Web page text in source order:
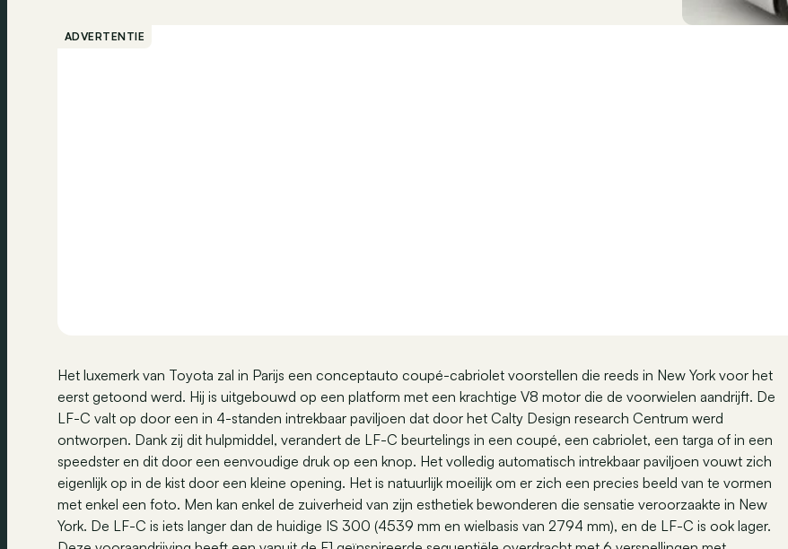
ADVERTENTIE
Het luxemerk van Toyota zal in Parijs een conceptauto coupé-cabriolet voorstellen die reeds in New York voor het
eerst getoond werd. Hij is uitgebouwd op een platform met een krachtige V8 motor die de voorwielen aandrijft. De
LF-C valt op door een in 4-standen intrekbaar paviljoen dat door het Calty Design research Centrum werd
ontworpen. Dank zij dit hulpmiddel, verandert de LF-C beurtelings in een coupé, een cabriolet, een targa of in een
speedster en dit door een eenvoudige druk op een knop. Het volledig automatisch intrekbaar paviljoen vouwt zich
eigenlijk op in de kist door een kleine opening. Het is natuurlijk moeilijk om er zich een precies beeld van te vormen
met enkel een foto. Men kan enkel de zuiverheid van zijn esthetiek bewonderen die sensatie veroorzaakte in New
York. De LF-C is iets langer dan de huidige IS 300 (4539 mm en wielbasis van 2794 mm), en de LF-C is ook lager.